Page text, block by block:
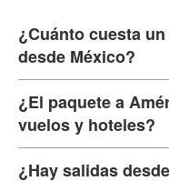
¿Cuánto cuesta
desde México?
¿El paquete a
vuelos y hoteles?
¿Hay salidas